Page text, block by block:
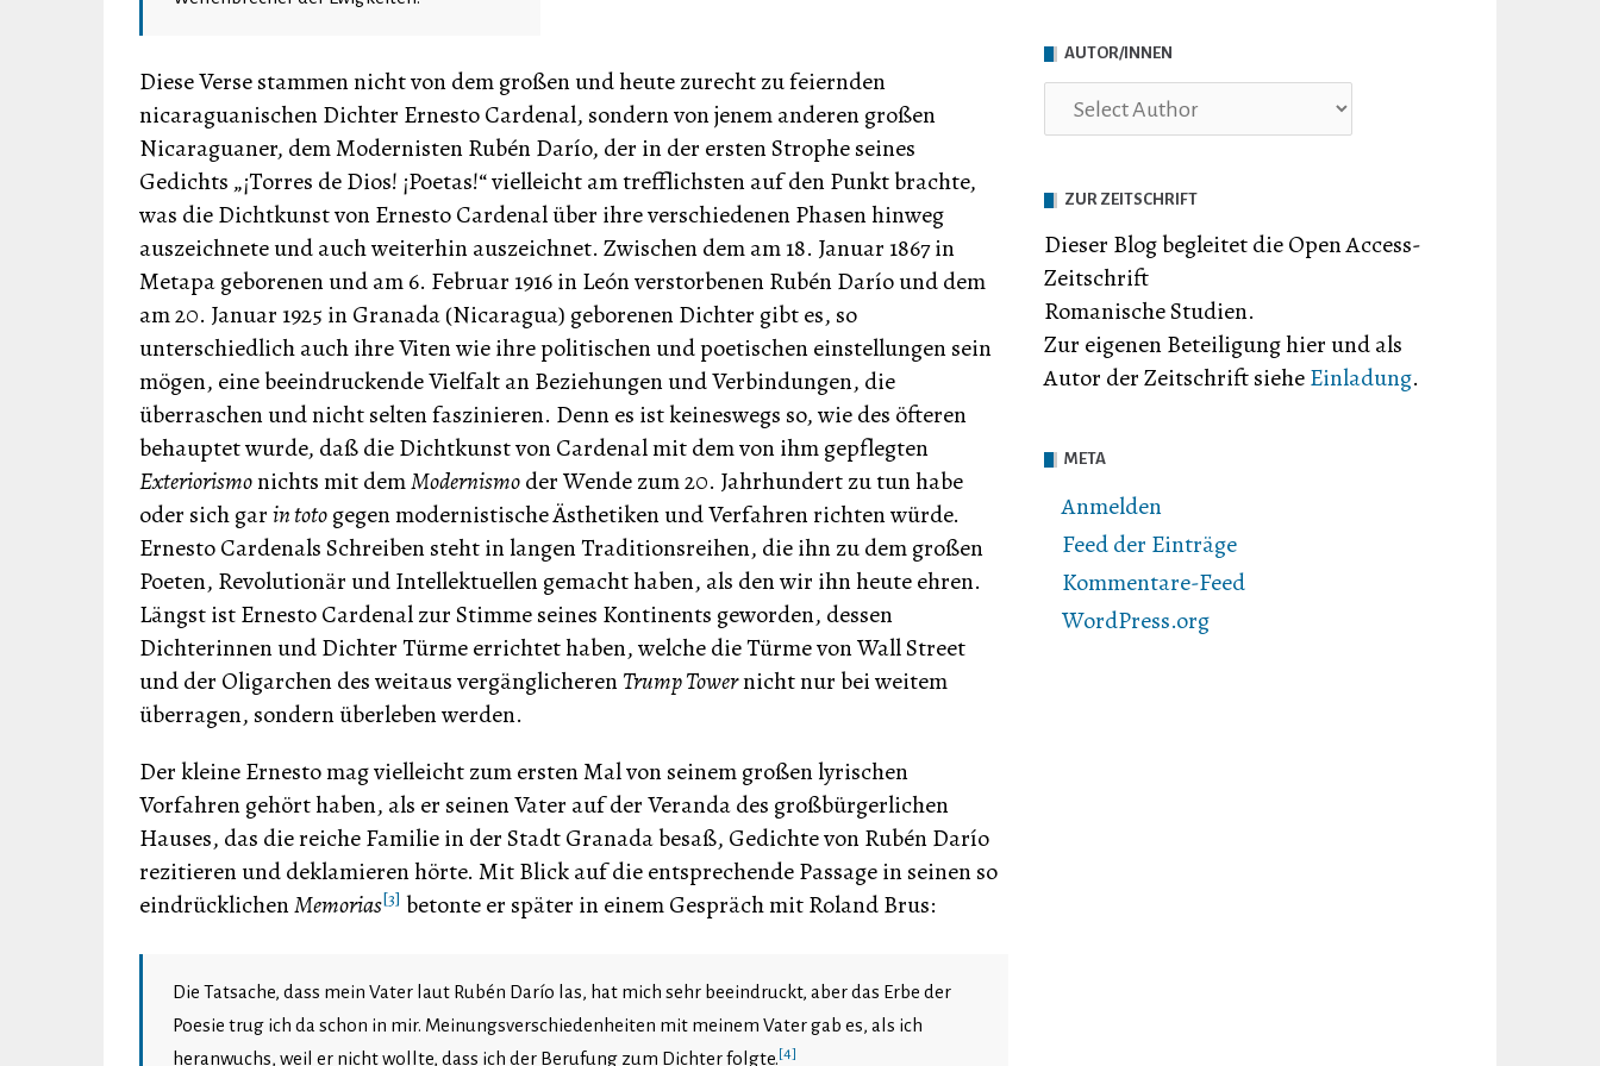
Diese Verse stammen nicht von dem großen und heute zurecht zu feiernden
nicaraguanischen Dichter Ernesto Cardenal, sondern von jenem anderen großen
Nicaraguaner, dem Modernisten Rubén Darío, der in der ersten Strophe seines
Gedichts „¡Torres de Dios! ¡Poetas!“ vielleicht am trefflichsten auf den Punkt brachte,
was die Dichtkunst von Ernesto Cardenal über ihre verschiedenen Phasen hinweg
auszeichnete und auch weiterhin auszeichnet. Zwischen dem am 18. Januar 1867 in
Metapa geborenen und am 6. Februar 1916 in León verstorbenen Rubén Darío und dem
am 20. Januar 1925 in Granada (Nicaragua) geborenen Dichter gibt es, so
unterschiedlich auch ihre Viten wie ihre politischen und poetischen einstellungen sein
mögen, eine beeindruckende Vielfalt an Beziehungen und Verbindungen, die
überraschen und nicht selten faszinieren. Denn es ist keineswegs so, wie des öfteren
behauptet wurde, daß die Dichtkunst von Cardenal mit dem von ihm gepflegten
Exteriorismonichts mit demModernismoder Wende zum 20. Jahrhundert zu tun habe
oder sich garin totogegen modernistische Ästhetiken und Verfahren richten würde.
Ernesto Cardenals Schreiben steht in langen Traditionsreihen, die ihn zu dem großen
Poeten, Revolutionär und Intellektuellen gemacht haben, als den wir ihn heute ehren.
Längst ist Ernesto Cardenal zur Stimme seines Kontinents geworden, dessen
Dichterinnen und Dichter Türme errichtet haben, welche die Türme von Wall Street
und der Oligarchen des weitaus vergänglicherenTrump Towernicht nur bei weitem
überragen, sondern überleben werden.
Der kleine Ernesto mag vielleicht zum ersten Mal von seinem großen lyrischen
Vorfahren gehört haben, als er seinen Vater auf der Veranda des großbürgerlichen
Hauses, das die reiche Familie in der Stadt Granada besaß, Gedichte von Rubén Darío
rezitieren und deklamieren hörte. Mit Blick auf die entsprechende Passage in seinen so
eindrücklichenMemorias[3] betonte er später in einem Gespräch mit Roland Brus:
Die Tatsache, dass mein Vater laut Rubén Darío las, hat mich sehr beeindruckt, aber das Erbe der
Poesie trug ich da schon in mir. Meinungsverschiedenheiten mit meinem Vater gab es, als ich
heranwuchs, weil er nicht wollte, dass ich der Berufung zum Dichter folgte.[4]
AUTOR/INNEN
ZUR ZEITSCHRIFT
Dieser Blog begleitet die Open Access-
Zeitschrift
Romanische Studien.
Zur eigenen Beteiligung hier und als
Autor der Zeitschrift sieheEinladung.
META
Anmelden
Feed der Einträge
Kommentare-Feed
WordPress.org